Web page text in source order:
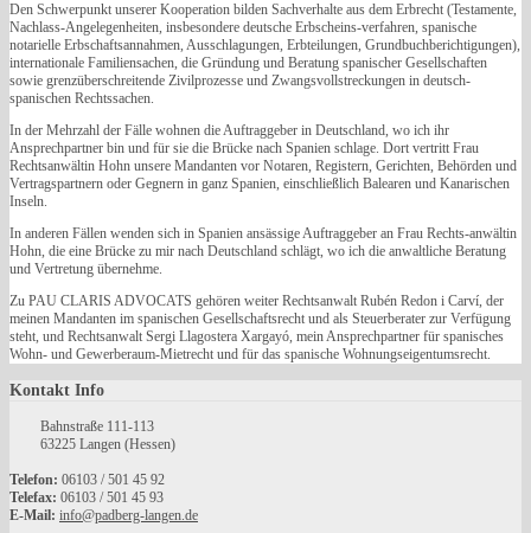
Den Schwerpunkt unserer Kooperation bilden Sachverhalte aus dem Erbrecht (Testamente,
Nachlass-Angelegenheiten, insbesondere deutsche Erbscheins-verfahren, spanische
notarielle Erbschaftsannahmen, Ausschlagungen, Erbteilungen, Grundbuchberichtigungen),
internationale Familiensachen, die Gründung und Beratung spanischer Gesellschaften
sowie grenzüberschreitende Zivilprozesse und Zwangsvollstreckungen in deutsch-
spanischen Rechtssachen.
In der Mehrzahl der Fälle wohnen die Auftraggeber in Deutschland, wo ich ihr
Ansprechpartner bin und für sie die Brücke nach Spanien schlage. Dort vertritt Frau
Rechtsanwältin Hohn unsere Mandanten vor Notaren, Registern, Gerichten, Behörden und
Vertragspartnern oder Gegnern in ganz Spanien, einschließlich Balearen und Kanarischen
Inseln.
In anderen Fällen wenden sich in Spanien ansässige Auftraggeber an Frau Rechts-anwältin
Hohn, die eine Brücke zu mir nach Deutschland schlägt, wo ich die anwaltliche Beratung
und Vertretung übernehme.
Zu PAU CLARIS ADVOCATS gehören weiter Rechtsanwalt Rubén Redon i Carví, der
meinen Mandanten im spanischen Gesellschaftsrecht und als Steuerberater zur Verfügung
steht, und Rechtsanwalt Sergi Llagostera Xargayó, mein Ansprechpartner für spanisches
Wohn- und Gewerberaum-Mietrecht und für das spanische Wohnungseigentumsrecht.
Kontakt Info
Bahnstraße 111-113
63225 Langen (Hessen)
Telefon: 06103 / 501 45 92
Telefax: 06103 / 501 45 93
E-Mail: info@padberg-langen.de